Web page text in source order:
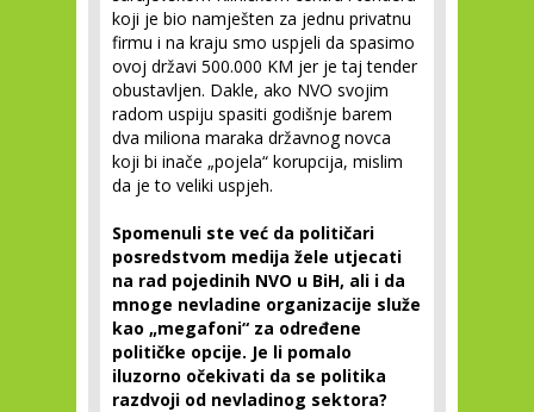
koji je bio namješten za jednu privatnu
firmu i na kraju smo uspjeli da spasimo
ovoj državi 500.000 KM jer je taj tender
obustavljen. Dakle, ako NVO svojim
radom uspiju spasiti godišnje barem
dva miliona maraka državnog novca
koji bi inače „pojela“ korupcija, mislim
da je to veliki uspjeh.
Spomenuli ste već da političari
posredstvom medija žele utjecati
na rad pojedinih NVO u BiH, ali i da
mnoge nevladine organizacije služe
kao „megafoni“ za određene
političke opcije. Je li pomalo
iluzorno očekivati da se politika
razdvoji od nevladinog sektora?